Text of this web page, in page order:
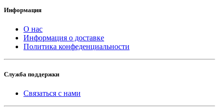
Информация
О нас
Информация о доставке
Политика конфеденциальности
Служба поддержки
Связаться с нами